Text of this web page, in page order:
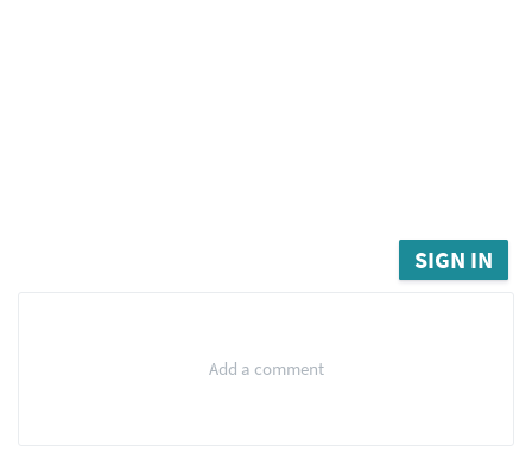
SIGN IN
Add a comment